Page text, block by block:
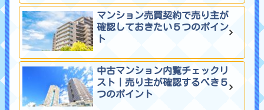
マンション売買契約で売り主が
確認しておきたい５つのポイン
ト
中古マンション内覧チェックリ
スト｜売り主が確認するべき５
つのポイント